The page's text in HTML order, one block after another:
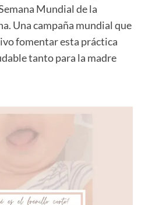
Mundial de la
⁣Una campaña mundial que
fomentar esta práctica
tanto para la madre